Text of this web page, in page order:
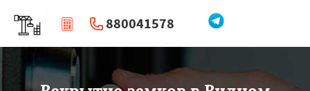
880041578
| Перезвоните мне